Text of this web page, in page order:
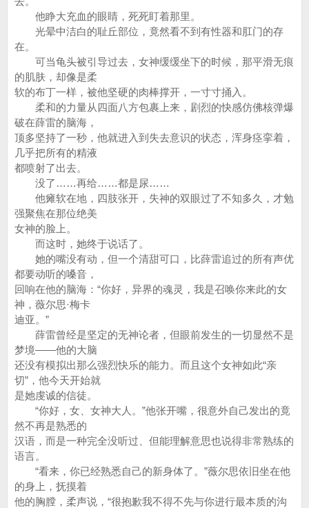
他睁大充血的眼睛，死死盯着那里。
光晕中洁白的耻丘部位，竟然看不到有性器和肛门的存
在。
可当龟头被引导过去，女神缓缓坐下的时候，那平滑无痕
的肌肤，却像是柔
软的布丁一样，被他坚硬的肉棒撑开，一寸寸捅入。
柔和的力量从四面八方包裹上来，剧烈的快感仿佛核弹爆
破在薛雷的脑海，
顶多坚持了一秒，他就进入到失去意识的状态，浑身痉挛着，
几乎把所有的精液
都喷射了出去。
没了……再给……都是尿……
他瘫软在地，四肢张开，失神的双眼过了不知多久，才勉
强聚焦在那位绝美
女神的脸上。
而这时，她终于说话了。
她的嘴没有动，但一个清甜可口，比薛雷追过的所有声优
都要动听的嗓音，
回响在他的脑海：“你好，异界的魂灵，我是召唤你来此的女
神，薇尔思·梅卡
迪亚。”
薛雷曾经是坚定的无神论者，但眼前发生的一切显然不是
梦境——他的大脑
还没有模拟出那么强烈快乐的能力。而且这个女神如此“亲
切”，他今天开始就
是她虔诚的信徒。
“你好，女、女神大人。”他张开嘴，很意外自己发出的竟
然不再是熟悉的
汉语，而是一种完全没听过、但能理解意思也说得非常熟练的
语言。
“看来，你已经熟悉自己的新身体了。”薇尔思依旧坐在他
的身上，抚摸着
他的胸膛，柔声说，“很抱歉我不得不先与你进行最本质的沟